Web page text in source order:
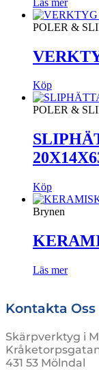
POLER &
Köp
POLER &
Köp
Brynen
Läs mer
Kontakta Oss
Skärpverktyg i
431 53 Mölndal